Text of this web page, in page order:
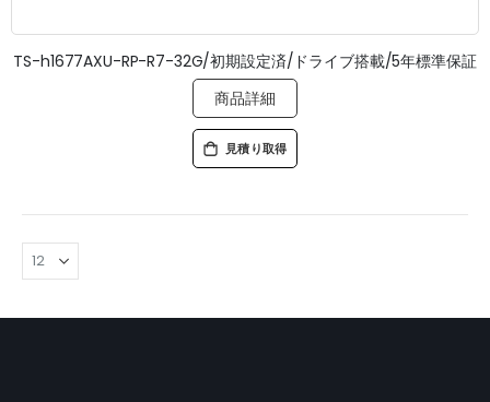
TS-h1677AXU-RP-R7-32G/初期設定済/ドライブ搭載/5年標準保証
商品詳細
見積り取得